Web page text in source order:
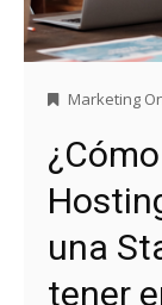
Marketing
una
tener